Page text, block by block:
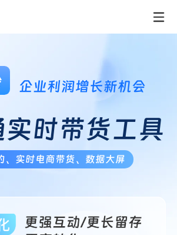
企业利润增长新机会
时带货工具
、实时电商带货、数据大屏